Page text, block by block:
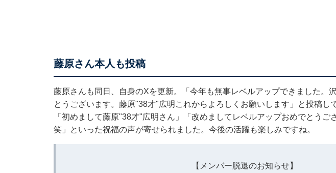
藤原さん本人も投稿
藤原さんも同日、自身のXを更新。「今年も無事レベルアップできました。
とうございます。藤原"38才"広明これからよろしくお願いします」と投稿し
「初めまして藤原"38才"広明さん」「改めましてレベルアップおめでとうご
笑」といった祝福の声が寄せられました。今後の活躍も楽しみですね。
【メンバー脱退のお知らせ】